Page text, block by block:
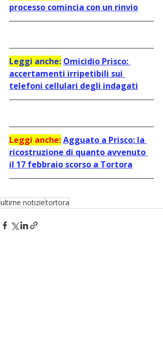
processo comincia con un rinvio
Leggi anche: Omicidio Prisco:
accertamenti irripetibili sui
telefoni cellulari degli indagati
Leggi anche:Agguato a Prisco: la
ricostruzione di quanto avvenuto
il 17 febbraio scorso a Tortora
ultime notizietortora